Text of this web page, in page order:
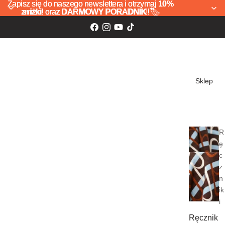
Zapisz się do naszego newslettera i otrzymaj 10%
zniżki! oraz DARMOWY PORADNIK!🏷️
Zapisz się do naszego newslettera i otrzymaj 10%
zniżki! oraz DARMOWY PORADNIK! 🏷️
Sklep
R
ę
c
z
n
ik
i
Ręcznik